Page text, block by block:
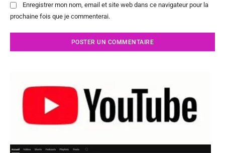
Enregistrer mon nom, email et site web dans ce navigateur pour la
prochaine fois que je commenterai.